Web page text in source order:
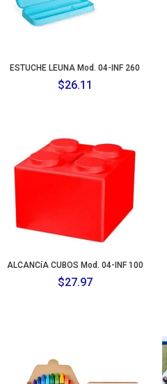
ESTUCHE LEUNA Mod. 04-INF 260
$26.11
ALCANCíA CUBOS Mod. 04-INF 100
$27.97